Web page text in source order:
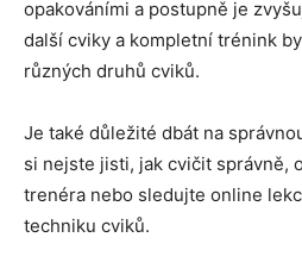
opakováními a postupně je
další cviky a kompletní trénink
různých druhů cviků.
Je také důležité dbát na
si nejste jisti, jak cvičit správně,
trenéra nebo sledujte online
techniku cviků.